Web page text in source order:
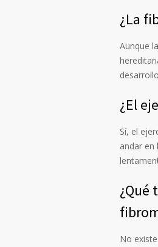
¿La
Aunque
¿El
Sí, el
andar en
¿Qué
No